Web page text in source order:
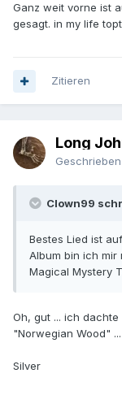
Ganz weit vorne ist
gesagt. in my life
Zitieren
Long
Geschrieben
Clown99
Bestes Lied ist
Album bin ich
Magical Mystery
Oh, gut ... ich
"Norwegian Wood" ...
Silver